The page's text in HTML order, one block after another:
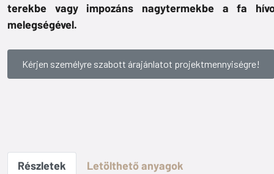
terekbe vagy impozáns nagytermekbe a fa
melegségével.
Kérjen személyre szabott árajánlatot projektmennyiségre!
Részletek
Letölthető anyagok